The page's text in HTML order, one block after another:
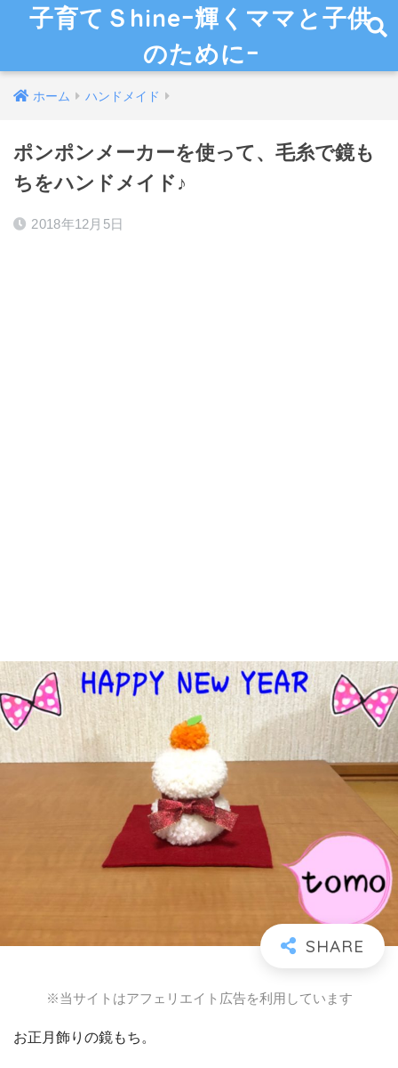
子育てＳhineｰ輝くママと子供
のためにｰ
ホーム ハンドメイド
ポンポンメーカーを使って、毛糸で鏡も
ちをハンドメイド♪
2018年12月5日
※当サイトはアフェリエイト広告を利用しています
お正月飾りの鏡もち。